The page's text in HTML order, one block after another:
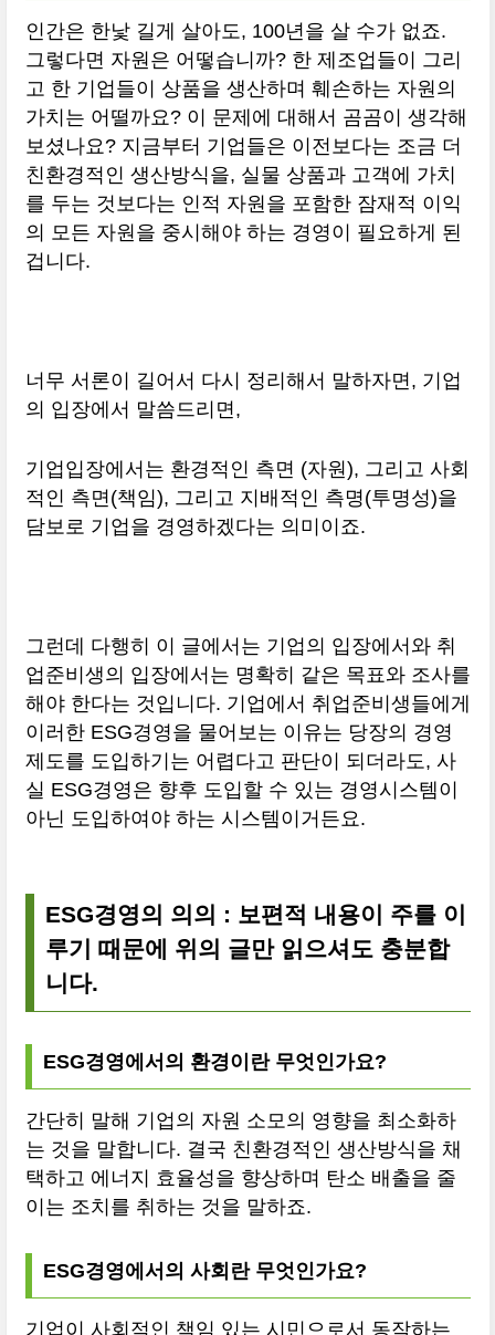
인간은 한낯 길게 살아도, 100년을 살 수가 없죠.
그렇다면 자원은 어떻습니까? 한 제조업들이 그리
고 한 기업들이 상품을 생산하며 훼손하는 자원의
가치는 어떨까요? 이 문제에 대해서 곰곰이 생각해
보셨나요? 지금부터 기업들은 이전보다는 조금 더
친환경적인 생산방식을, 실물 상품과 고객에 가치
를 두는 것보다는 인적 자원을 포함한 잠재적 이익
의 모든 자원을 중시해야 하는 경영이 필요하게 된
겁니다.
너무 서론이 길어서 다시 정리해서 말하자면, 기업
의 입장에서 말씀드리면,
기업입장에서는 환경적인 측면 (자원), 그리고 사회
적인 측면(책임), 그리고 지배적인 측명(투명성)을
담보로 기업을 경영하겠다는 의미이죠.
그런데 다행히 이 글에서는 기업의 입장에서와 취
업준비생의 입장에서는 명확히 같은 목표와 조사를
해야 한다는 것입니다. 기업에서 취업준비생들에게
이러한 ESG경영을 물어보는 이유는 당장의 경영
제도를 도입하기는 어렵다고 판단이 되더라도, 사
실 ESG경영은 향후 도입할 수 있는 경영시스템이
아닌 도입하여야 하는 시스템이거든요.
ESG경영의 의의 : 보편적 내용이 주를 이
루기 때문에 위의 글만 읽으셔도 충분합
니다.
ESG경영에서의 환경이란 무엇인가요?
간단히 말해 기업의 자원 소모의 영향을 최소화하
는 것을 말합니다. 결국 친환경적인 생산방식을 채
택하고 에너지 효율성을 향상하며 탄소 배출을 줄
이는 조치를 취하는 것을 말하죠.
ESG경영에서의 사회란 무엇인가요?
기업이 사회적인 책임 있는 시민으로서 동작하는